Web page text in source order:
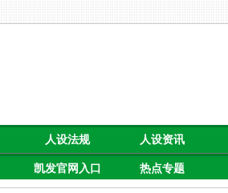
人设法规 人设资讯
凯发官网入口 热点专题